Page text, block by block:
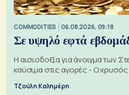
COMMODITIES 06.08.2026, 09:18
Σε υψηλό εφτά
Η αισιοδοξία για άνοιγμα των
καύσιμα στις αγορές - Ο χρυσός
Τζούλη Καλημέρη